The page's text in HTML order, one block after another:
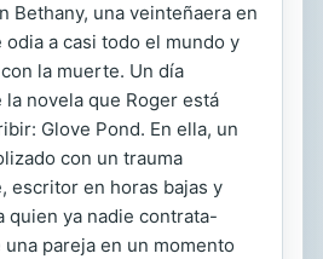
Bethany, una veinteñaera en
odia a casi todo el mundo y
la muerte. Un día
novela que Roger está
Glove Pond. En ella, un
con un trauma
escritor en horas bajas y
quien ya nadie contrata-
pareja en un momento